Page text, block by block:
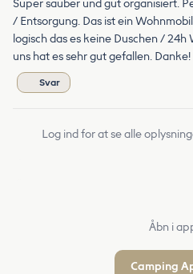
Super sauber und gut organisiert.
/ Entsorgung. Das ist ein
logisch das es keine Duschen / 24h
uns hat es sehr gut gefallen. Danke!
Svar
Log ind for at se alle
Åbn i
Camping